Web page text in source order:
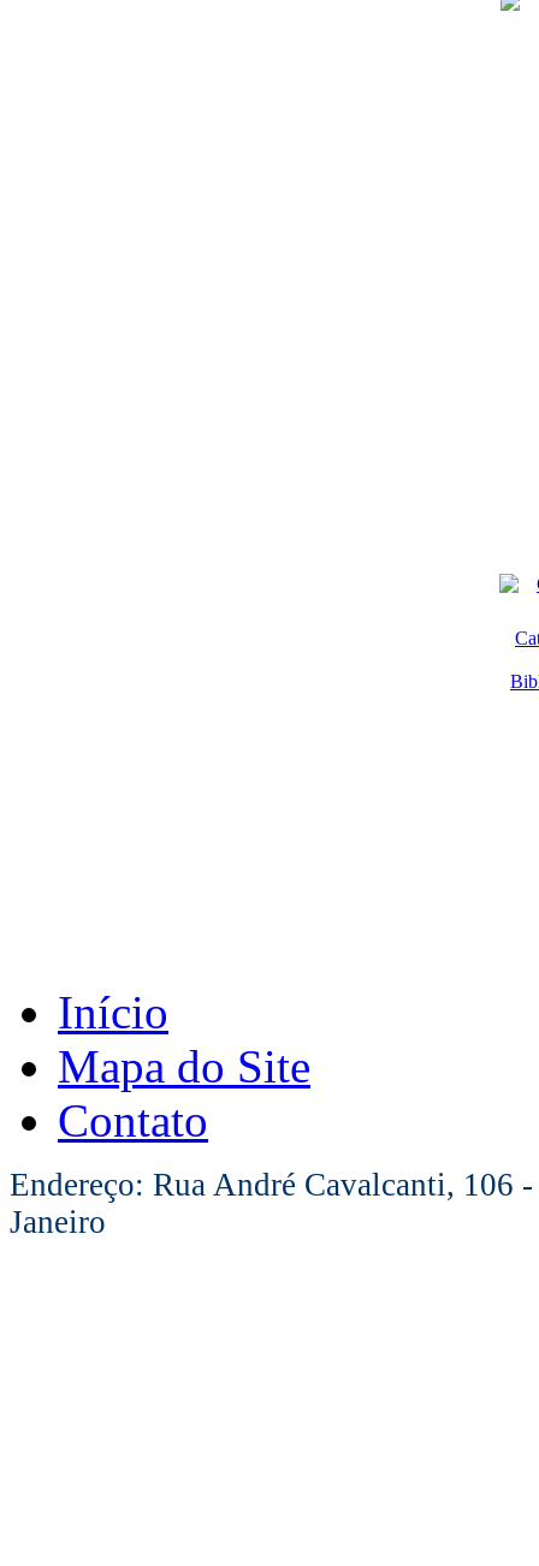
Início
Mapa do Site
Contato
Endereço: Rua André Cavalcanti, 106
Janeiro